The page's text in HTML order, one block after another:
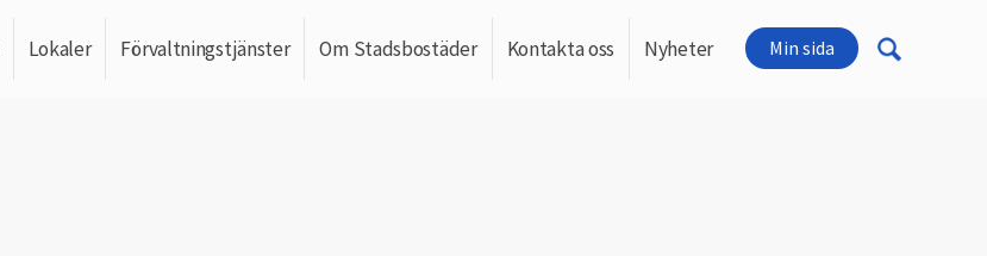
Lokaler Förvaltningstjänster Om Stadsbostäder Kontakta oss Nyheter Min sida